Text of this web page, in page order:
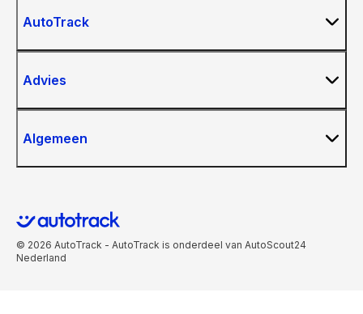
AutoTrack
Advies
Algemeen
© 2026 AutoTrack - AutoTrack is onderdeel van AutoScout24
Nederland